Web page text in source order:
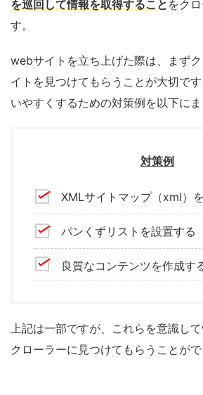
を巡回して情報を取得すること をク
す。
webサイトを立ち上げた際は、まず
イトを見つけてもらうことが大切で
いやすくするための対策例を以下にま
対策例
XMLサイトマップ（xml）
パンくずリストを設置する
良質なコンテンツを作成す
上記は一部ですが、これらを意識し
クローラーに見つけてもらうことがで